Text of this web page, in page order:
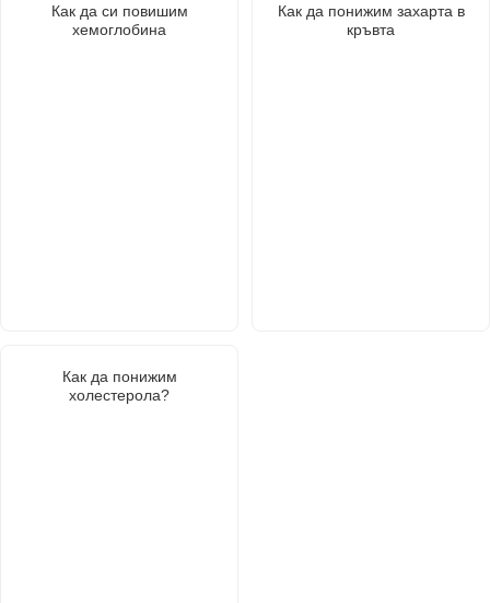
Как да си повишим
хемоглобина
Как да понижим захарта в
кръвта
Как да понижим
холестерола?